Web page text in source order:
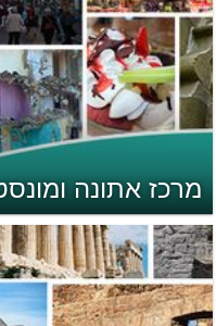
מרכז אתונה